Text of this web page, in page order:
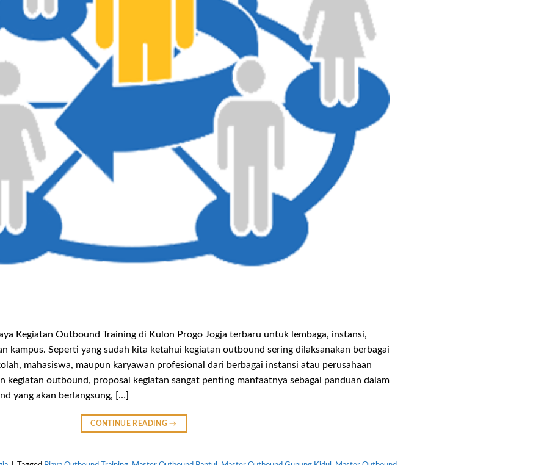
Kegiatan Outbound Training di Kulon Progo Jogja terbaru untuk lembaga, instansi,
kampus. Seperti yang sudah kita ketahui kegiatan outbound sering dilaksanakan berbagai
mahasiswa, maupun karyawan profesional dari berbagai instansi atau perusahaan
kegiatan outbound, proposal kegiatan sangat penting manfaatnya sebagai panduan dalam
yang akan berlangsung, […]
CONTINUE READING→